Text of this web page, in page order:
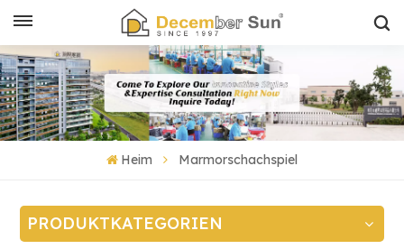
Heim Marmorschachspiel
PRODUKTKATEGORIEN